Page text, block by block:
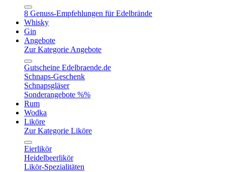
8 Genuss-Empfehlungen für Edelbrände
Whisky
Gin
Angebote
Zur Kategorie Angebote
Gutscheine Edelbraende.de
Schnaps-Geschenk
Schnapsgläser
Sonderangebote %%
Rum
Wodka
Liköre
Zur Kategorie Liköre
Eierlikör
Heidelbeerlikör
Likör-Spezialitäten